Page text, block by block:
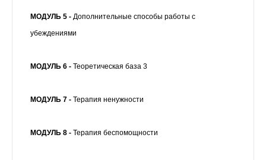
МОДУЛЬ 5 - Дополнительные способы работы с
убеждениями
МОДУЛЬ 6 - Теоретическая база 3
МОДУЛЬ 7 - Терапия ненужности
МОДУЛЬ 8 - Терапия беспомощности